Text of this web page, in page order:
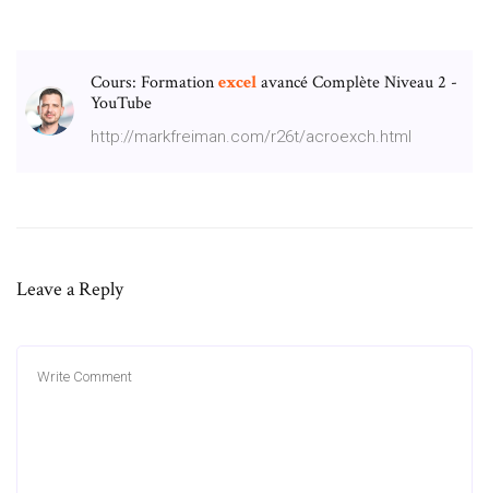
Cours: Formationexcelavancé Complète Niveau 2 -
YouTube
http://markfreiman.com/r26t/acroexch.html
Leave a Reply